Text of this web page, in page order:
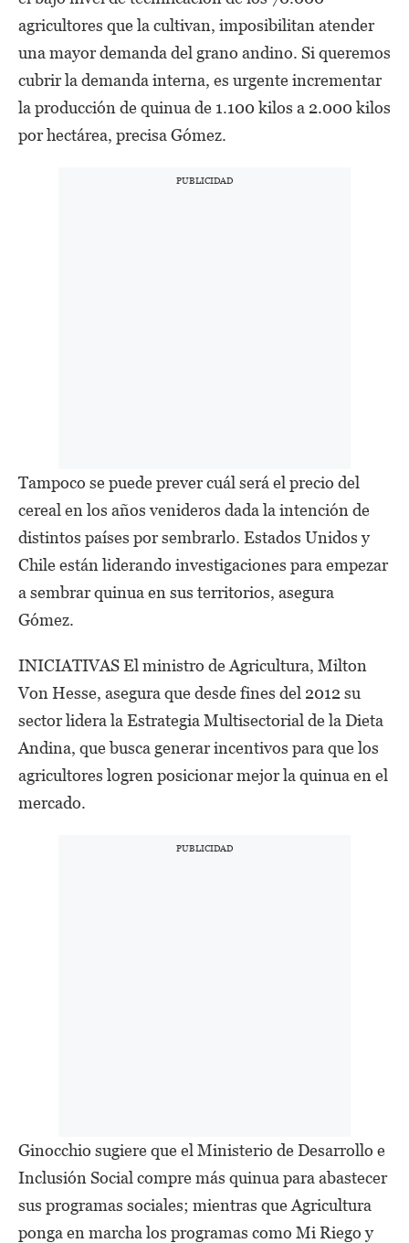
agricultores que la cultivan, imposibilitan atender
una mayor demanda del grano andino. Si queremos
cubrir la demanda interna, es urgente incrementar
la producción de quinua de 1.100 kilos a 2.000 kilos
por hectárea, precisa Gómez.
Tampoco se puede prever cuál será el precio del
cereal en los años venideros dada la intención de
distintos países por sembrarlo. Estados Unidos y
Chile están liderando investigaciones para empezar
a sembrar quinua en sus territorios, asegura
Gómez.
INICIATIVAS El ministro de Agricultura, Milton
Von Hesse, asegura que desde fines del 2012 su
sector lidera la Estrategia Multisectorial de la Dieta
Andina, que busca generar incentivos para que los
agricultores logren posicionar mejor la quinua en el
mercado.
Ginocchio sugiere que el Ministerio de Desarrollo e
Inclusión Social compre más quinua para abastecer
sus programas sociales; mientras que Agricultura
ponga en marcha los programas como Mi Riego y